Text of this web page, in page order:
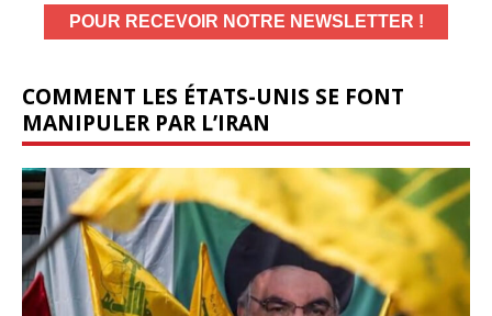
COMMENT LES ÉTATS-UNIS SE FONT
MANIPULER PAR L’IRAN